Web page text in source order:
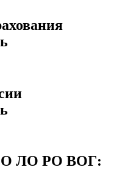
ЛО РО ВОГ: